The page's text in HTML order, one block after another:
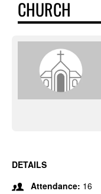
CHURCH
DETAILS
Attendance: 16